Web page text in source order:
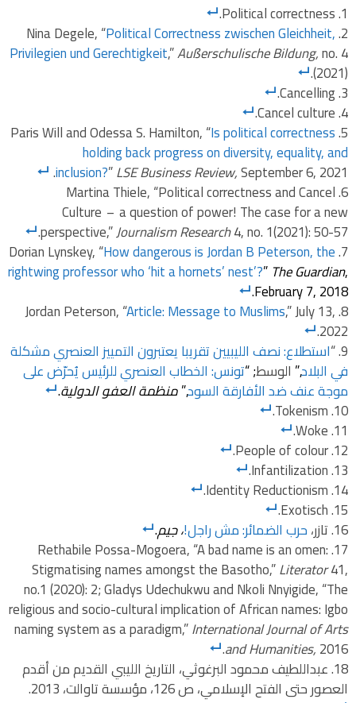
Political correctness.
Nina Degele, “Political Correctness zwischen Gleichheit,
Privilegien und Gerechtigkeit,”Außerschulische Bildung,no. 4
(2021).
Cancelling.
Cancel culture.
Paris Will and Odessa S. Hamilton, “Is political correctness
holding back progress on diversity, equality, and
inclusion?”LSE Business Review,September 6, 2021.
Martina Thiele, “Political correctness and Cancel
Culture – a question of power! The case for a new
perspective,”Journalism Research4, no. 1(2021): 50-57.
Dorian Lynskey, “How dangerous is Jordan B Peterson, the
rightwing professor who ‘hit a hornets’ nest’?” The Guardian,
February 7, 2018.
Jordan Peterson, “Article: Message to Muslims,” July 13,
2022.
“استطلاع: نصف الليبيين تقريبا يعتبرون التمييز العنصري مشكلة
في البلاد,” الوسط; “تونس: الخطاب العنصري للرئيس يُحرّض على
موجة عنف ضد الأفارقة السود,”منظمة العفو الدولية.
Tokenism.
Woke.
People of colour.
Infantilization.
Identity Reductionism.
Exotisch.
تازر،حرب الضمائر‫:‬ مش راجل! ، جيم.
Rethabile Possa-Mogoera, “A bad name is an omen:
Stigmatising names amongst the Basotho,”Literator41,
no.1 (2020): 2; Gladys Udechukwu and Nkoli Nnyigide, “The
religious and socio-cultural implication of African names: Igbo
naming system as a paradigm,”International Journal of Arts
and Humanities,2016.
عبداللطيف محمود البرغوثي، التاريخ الليبي القديم من أقدم
العصور حتى الفتح الإسلامي، ص 126، مؤسسة تاوالت، 2013.